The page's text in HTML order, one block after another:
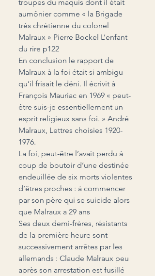
troupes du maquis dont il était
aumônier comme « la Brigade
très chrétienne du colonel
Malraux » Pierre Bockel L’enfant
du rire p122
En conclusion le rapport de
Malraux à la foi était si ambigu
qu’il frisait le déni. Il écrivit à
François Mauriac en 1969 « peut-
être suis-je essentiellement un
esprit religieux sans foi. » André
Malraux, Lettres choisies 1920-
1976.
La foi, peut-être l’avait perdu à
coup de boutoir d’une destinée
endeuillée de six morts violentes
d’êtres proches : à commencer
par son père qui se suicide alors
que Malraux a 29 ans
Ses deux demi-frères, résistants
de la première heure sont
successivement arrêtes par les
allemands : Claude Malraux peu
après son arrestation est fusillé